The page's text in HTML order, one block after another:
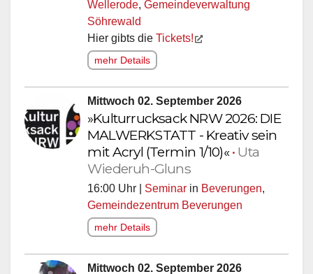
Wellerode, Gemeindeverwaltung
Söhrewald
Hier gibts die Tickets!
mehr Details
Mittwoch 02. September 2026
»Kulturrucksack NRW 2026: DIE
MALWERKSTATT - Kreativ sein
mit Acryl (Termin 1/10)«• Uta
Wiederuh-Gluns
16:00 Uhr | Seminar in Beverungen,
Gemeindezentrum Beverungen
mehr Details
Mittwoch 02. September 2026